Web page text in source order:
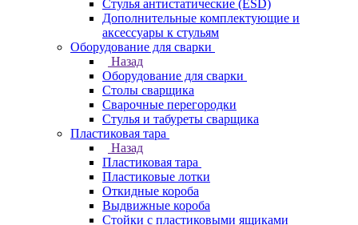
Стулья антистатические (ESD)
Дополнительные комплектующие и
аксессуары к стульям
Оборудование для сварки
Назад
Оборудование для сварки
Столы сварщика
Сварочные перегородки
Стулья и табуреты сварщика
Пластиковая тара
Назад
Пластиковая тара
Пластиковые лотки
Откидные короба
Выдвижные короба
Стойки с пластиковыми ящиками